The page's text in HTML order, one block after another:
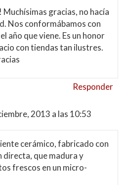
Muchísimas gracias, no hacía
Nos conformábamos con
año que viene. Es un honor
con tiendas tan ilustres.
Responder
2013 a las 10:53
cerámico, fabricado con
directa, que madura y
frescos en un micro-